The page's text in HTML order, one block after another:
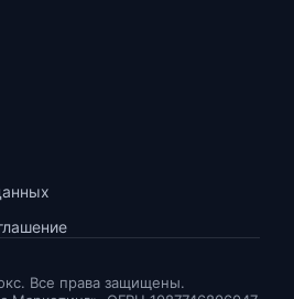
Все права защищены.